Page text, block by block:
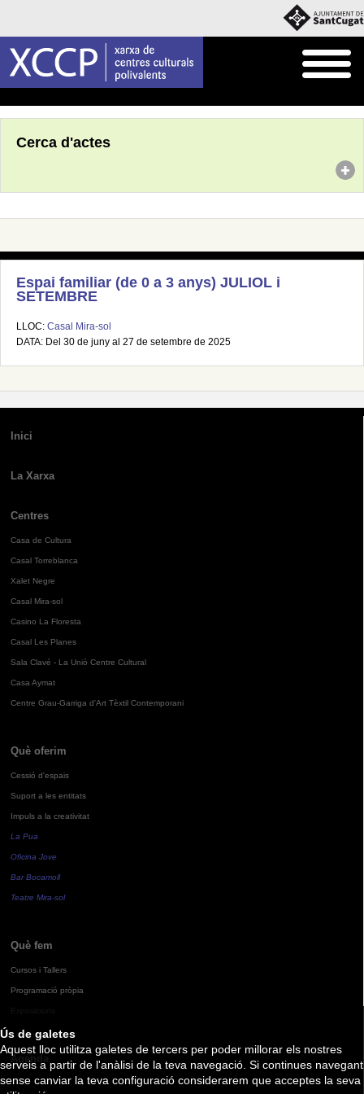
Ús de galetes
Aquest lloc utilitza galetes de tercers per poder millorar els nostres
serveis a partir de l'anàlisi de la teva navegació. Si continues navegant
sense canviar la teva configuració considerarem que acceptes la seva
Cerca d'actes
Espai familiar (de 0 a 3 anys) JULIOL i
SETEMBRE
LLOC: Casal Mira-sol
DATA: Del 30 de juny al 27 de setembre de 2025
Inici
La Xarxa
Centres
Casa de Cultura
Casal Torreblanca
Xalet Negre
Casal Mira-sol
Casino La Floresta
Casal Les Planes
Sala Clavé - La Unió Centre Cultural
Casa Aymat
Centre Grau-Garriga d'Art Tèxtil Contemporani
Què oferim
Cessió d'espais
Suport a les entitats
Impuls a la creativitat
La Pua
Oficina Jove
Bar Bocamoll
Teatre Mira-sol
Què fem
Cursos i Tallers
Programació pròpia
Agenda